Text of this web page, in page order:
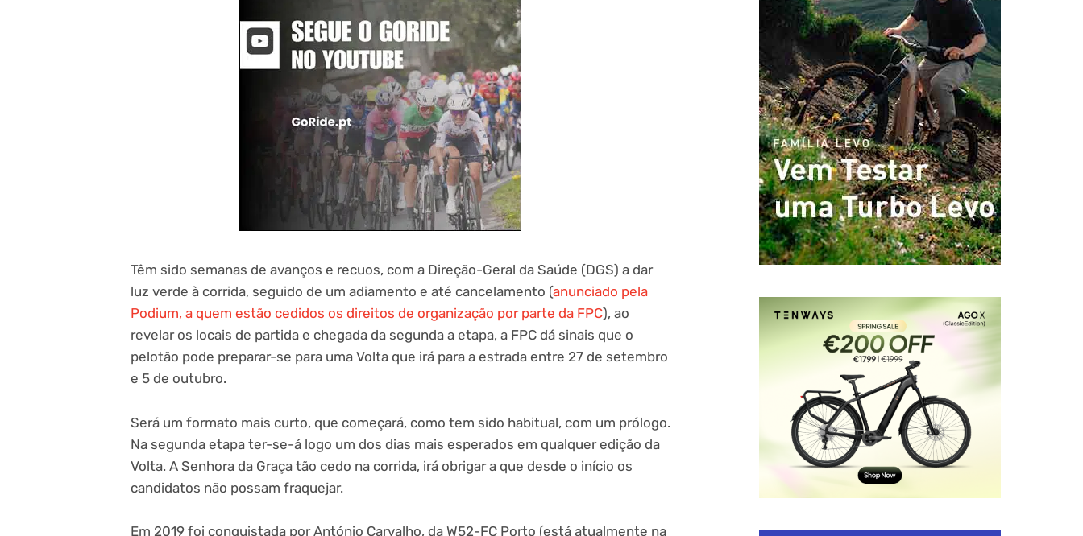
Têm sido semanas de avanços e recuos, com a Direção-Geral da Saúde (DGS) a dar
luz verde à corrida, seguido de um adiamento e até cancelamento (anunciado pela
Podium, a quem estão cedidos os direitos de organização por parte da FPC), ao
revelar os locais de partida e chegada da segunda a etapa, a FPC dá sinais que o
pelotão pode preparar-se para uma Volta que irá para a estrada entre 27 de setembro
e 5 de outubro.
Será um formato mais curto, que começará, como tem sido habitual, com um prólogo.
Na segunda etapa ter-se-á logo um dos dias mais esperados em qualquer edição da
Volta. A Senhora da Graça tão cedo na corrida, irá obrigar a que desde o início os
candidatos não possam fraquejar.
Em 2019 foi conquistada por António Carvalho, da W52-FC Porto (está atualmente na